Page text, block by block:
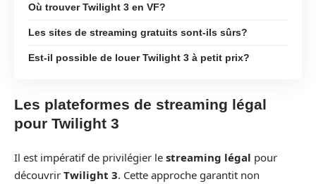
Où trouver Twilight 3 en VF?
Les sites de streaming gratuits sont-ils sûrs?
Est-il possible de louer Twilight 3 à petit prix?
Les plateformes de streaming légal
pour Twilight 3
Il est impératif de privilégier le streaming légal pour
découvrir Twilight 3. Cette approche garantit non